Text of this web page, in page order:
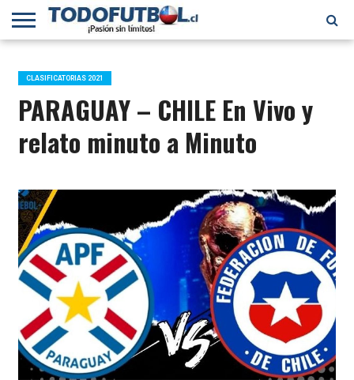
PRIMERA
B
SELECCIÓN
CHILENA
CHILENOS
EN EL
MUNDO
FÚTBOL
INTERNACIONAL
CLASIFICATORIAS 2021
PARAGUAY – CHILE En Vivo y
relato minuto a Minuto